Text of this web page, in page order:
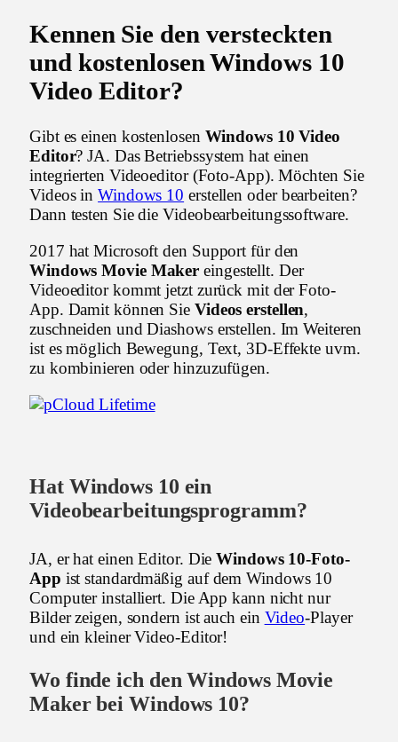
Kennen Sie den versteckten
und kostenlosen Windows 10
Video Editor?
Gibt es einen kostenlosen Windows 10 Video
Editor? JA. Das Betriebssystem hat einen
integrierten Videoeditor (Foto-App). Möchten Sie
Videos inWindows 10 erstellen oder bearbeiten?
Dann testen Sie die Videobearbeitungssoftware.
2017 hat Microsoft den Support für den
Windows Movie Maker eingestellt. Der
Videoeditor kommt jetzt zurück mit der Foto-
App. Damit können Sie Videos erstellen,
zuschneiden und Diashows erstellen. Im Weiteren
ist es möglich Bewegung, Text, 3D-Effekte uvm.
zu kombinieren oder hinzuzufügen.
Hat Windows 10 ein
Videobearbeitungsprogramm?
JA, er hat einen Editor. DieWindows 10-Foto-
App ist standardmäßig auf dem Windows 10
Computer installiert. Die App kann nicht nur
Bilder zeigen, sondern ist auch ein Video-Player
und ein kleiner Video-Editor!
Wo finde ich den Windows Movie
Maker bei Windows 10?